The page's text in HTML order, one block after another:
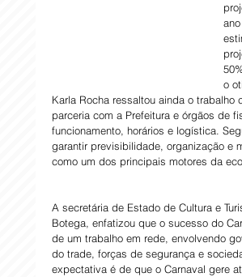
o
Karla Rocha ressaltou ainda o
parceria com a Prefeitura e órgãos de
funcionamento, horários e logística.
garantir previsibilidade, organização e
como um dos principais motores da
A secretária de Estado de Cultura e
Botega, enfatizou que o sucesso do
de um trabalho em rede, envolvendo
do trade, forças de segurança e
expectativa é de que o Carnaval gere